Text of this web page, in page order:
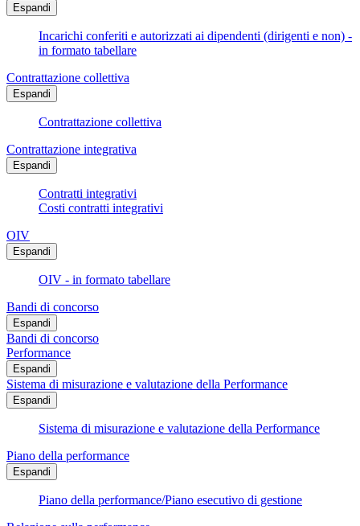
Espandi
Incarichi conferiti e autorizzati ai dipendenti (dirigenti e non) -
in formato tabellare
Contrattazione collettiva
Espandi
Contrattazione collettiva
Contrattazione integrativa
Espandi
Contratti integrativi
Costi contratti integrativi
OIV
Espandi
OIV - in formato tabellare
Bandi di concorso
Espandi
Bandi di concorso
Performance
Espandi
Sistema di misurazione e valutazione della Performance
Espandi
Sistema di misurazione e valutazione della Performance
Piano della performance
Espandi
Piano della performance/Piano esecutivo di gestione